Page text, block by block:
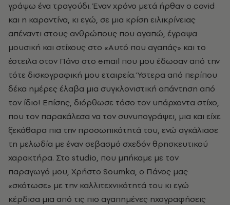
γράψω ένα τραγούδι. Έναν χρόνο μετά ήρθαν ο covid
και η καραντίνα, κι εγώ, σε μια κρίση ειλικρίνειας
απέναντι στους ανθρώπους που αγαπώ, έγραψα
μουσική και στίχους στο «Αυτό που αγαπάς» και το
έστειλα στον Πάνο στο email που μου έδωσαν από την
τότε δισκογραφική μου εταιρεία. Ύστερα από περίπου
δέκα ημέρες έλαβα μια συγκλονιστική απάντηση από
τον ίδιο! Επίσης, διόρθωσε τόσο τον υπάρχοντα στίχο,
που τον παρακάλεσα να τον συνυπογράψει, μια και είχε
ξεκάθαρα πια την προσωπικότητά του, ενώ αγκάλιασε
τη μελωδία με έναν σεβασμό σχεδόν θρησκευτικού
χαρακτήρα. Στο studio, που μπήκαμε με τον
παραγωγό μου, Χρήστο Soumka, ο Πάνος μας
«σκότωσε» με την καλλιτεχνικότητά του κι εγώ
κέρδισα μια από τις πιο αγαπημένες ηχογραφήσεις